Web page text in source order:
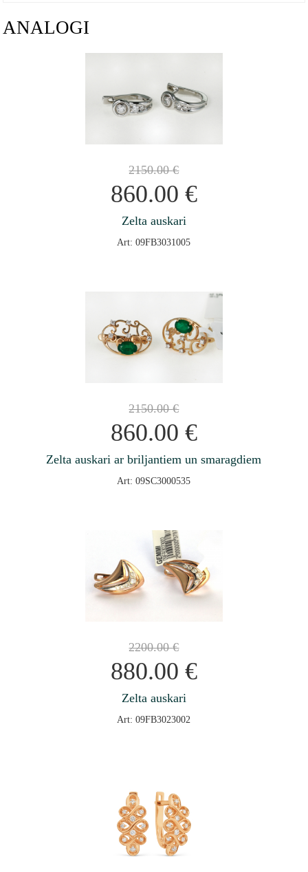
ANALOGI
2150.00€
860.00 €
Zelta auskari
Art: 09FB3031005
2150.00€
860.00 €
Zelta auskari ar briljantiem un smaragdiem
Art: 09SC3000535
2200.00€
880.00 €
Zelta auskari
Art: 09FB3023002